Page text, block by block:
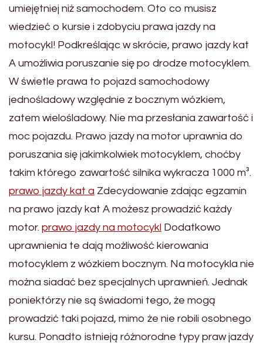
umiejętniej niż samochodem. Oto co musisz
wiedzieć o kursie i zdobyciu prawa jazdy na
motocykl! Podkreślając w skrócie, prawo jazdy kat
A umożliwia poruszanie się po drodze motocyklem.
W świetle prawa to pojazd samochodowy
jednośladowy względnie z bocznym wózkiem,
zatem wielośladowy. Nie ma przesłania zawartość i
moc pojazdu. Prawo jazdy na motor uprawnia do
poruszania się jakimkolwiek motocyklem, choćby
takim którego zawartość silnika wykracza 1000 m³.
prawo jazdy kat a Zdecydowanie zdając egzamin
na prawo jazdy kat A możesz prowadzić każdy
motor. prawo jazdy na motocykl Dodatkowo
uprawnienia te dają możliwość kierowania
motocyklem z wózkiem bocznym. Na motocykla nie
można siadać bez specjalnych uprawnień. Jednak
poniektórzy nie są świadomi tego, że mogą
prowadzić taki pojazd, mimo że nie robili osobnego
kursu. Ponadto istnieją różnorodne typy praw jazdy